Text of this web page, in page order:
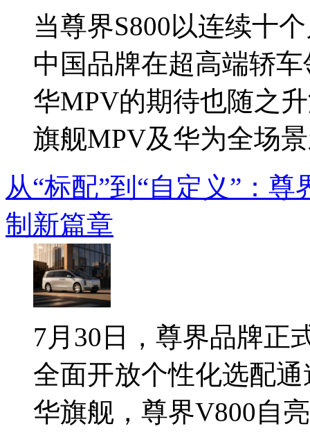
当尊界S800以连续十
中国品牌在超高端轿
华MPV的期待也随之
旗舰MPV及华为全场
从“标配”到“自定义”：
制新篇章
7月30日，尊界品牌正
全面开放个性化选配
华旗舰，尊界V800自